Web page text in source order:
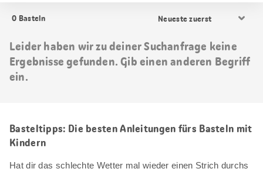
0 Basteln
Sortierung
Leider haben wir zu deiner Suchanfrage keine
Ergebnisse gefunden. Gib einen anderen Begriff
ein.
Basteltipps: Die besten Anleitungen fürs Basteln mit
Kindern
Hat dir das schlechte Wetter mal wieder einen Strich durchs